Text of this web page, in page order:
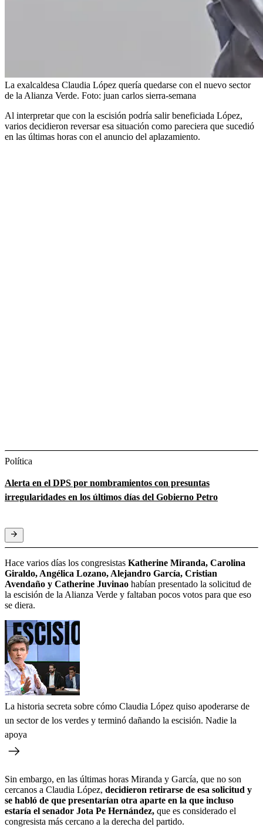
La exalcaldesa Claudia López quería quedarse con el nuevo sector
de la Alianza Verde. Foto: juan carlos sierra-semana
Al interpretar que con la escisión podría salir beneficiada López,
varios decidieron reversar esa situación como pareciera que sucedió
en las últimas horas con el anuncio del aplazamiento.
Política
Alerta en el DPS por nombramientos con presuntas
irregularidades en los últimos días del Gobierno Petro
Hace varios días los congresistas Katherine Miranda, Carolina
Giraldo, Angélica Lozano, Alejandro García, Cristian
Avendaño y Catherine Juvinao habían presentado la solicitud de
la escisión de la Alianza Verde y faltaban pocos votos para que eso
se diera.
La historia secreta sobre cómo Claudia López quiso apoderarse de
un sector de los verdes y terminó dañando la escisión. Nadie la
apoya
Sin embargo, en las últimas horas Miranda y García, que no son
cercanos a Claudia López, decidieron retirarse de esa solicitud y
se habló de que presentarían otra aparte en la que incluso
estaría el senador Jota Pe Hernández, que es considerado el
congresista más cercano a la derecha del partido.